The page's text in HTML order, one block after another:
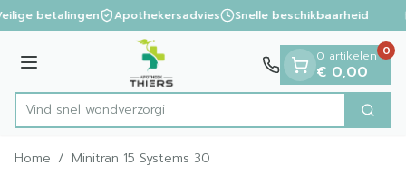
Ga naar de inhoud
1 van 1
betalingen Apothekersadvies Snelle beschikbaarheid
Menu
Product, merk, categorie...
Vind snel wo Zoek
0 artikelen
€ 0,00
0
Home / Minitran 15 Systems 30